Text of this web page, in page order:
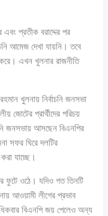
প্রতীক বরাদ্দের পর
আমেজ দেখা যায়নি। তবে
এখন খুলনার রাজনীতি
খুলনায় নির্বাচনি জনসভা
জোটের প্রার্থীদের পরিচয়
জনসভায় আসছেন বিএনপির
সফর ঘিরে দলটির
যাচ্ছে।
ফুটে ওঠে। যদিও গত তিনটি
আওয়ামী লীগের প্রভাব
বিএনপি জয় পেলেও অন্য